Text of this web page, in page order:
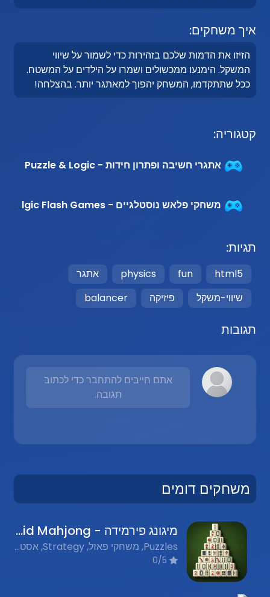
איך משחקים:
הזיזו את הדמות שלכם בזהירות כדי לשמור על שיווי
המשקל. הימנעו ממכשולים ושמרו על הילדים על המשטח.
ככל שתתקדמו, המשחק יהפוך למאתגר יותר. בהצלחה!
קטגוריה:
אתגרי חשיבה ופתרון חידות - Puzzle & Logic
משחקי פלאש נוסטלגיים - Nostalgic Flash Games
תגיות:
html5
fun
physics
אתגר
שיווי-משקל
פיזיקה balancer
תגובות
אתם חייבים להתחבר כדי לכתוב
תגובה.
משחקים דומים
מיגונג פירמידה - Pyramid Mahjong
Puzzles, משחקי פאזל, Strategy, אסטרטגיה, Board Games, משחקי לוח, Mahjong Games, משחקי מהגונג, Flash Games, משחקי פלאש נוסטלגים